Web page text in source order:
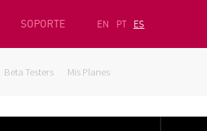
SOPORTE EN PT ES
Beta Testers Mis Planes